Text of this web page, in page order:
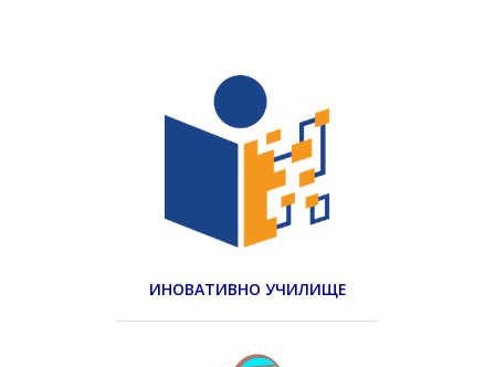
ИНОВАТИВНО УЧИЛИЩЕ